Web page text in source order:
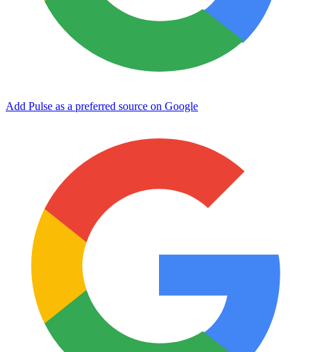
Add Pulse as a preferred source on Google